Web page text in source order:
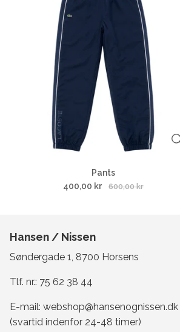
Pants
400,00 kr
600,00 kr
Hansen / Nissen
Søndergade 1, 8700 Horsens
Tlf. nr.: 75 62 38 44
E-mail: webshop@hansenognissen.dk
(svartid indenfor 24-48 timer)